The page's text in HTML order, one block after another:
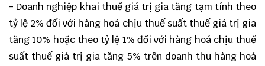
- Doanh nghiệp khai thuế giá trị gia tăng tạm tính theo
tỷ lệ 2% đối với hàng hoá chịu thuế suất thuế giá trị gia
tăng 10% hoặc theo tỷ lệ 1% đối với hàng hoá chịu thuế
suất thuế giá trị gia tăng 5% trên doanh thu hàng hoá